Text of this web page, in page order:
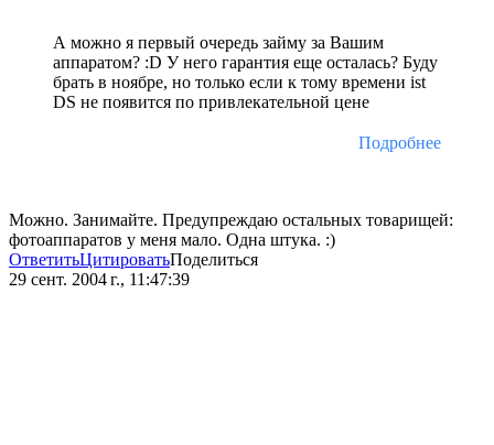
А можно я первый очередь займу за Вашим
аппаратом? :D У него гарантия еще осталась? Буду
брать в ноябре, но только если к тому времени ist
DS не появится по привлекательной цене
Подробнее
Можно. Занимайте. Предупреждаю остальных товарищей:
фотоаппаратов у меня мало. Одна штука. :)
ОтветитьЦитироватьПоделиться
29 сент. 2004 г., 11:47:39